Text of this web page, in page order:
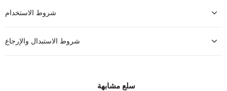
شروط الاستخدام
شروط الاستبدال والإرجاع
سلع مشابهة